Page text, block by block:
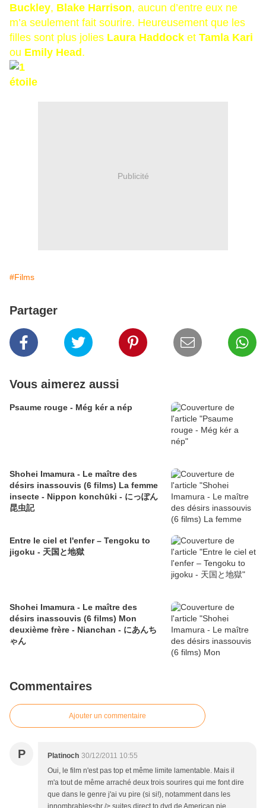
Buckley, Blake Harrison, aucun d’entre eux ne
m’a seulement fait sourire. Heureusement que les
filles sont plus jolies Laura Haddock et Tamla Kari
ou Emily Head .
Publicité
#Films
Partager
Vous aimerez aussi
Psaume rouge - Még kér a nép
Shohei Imamura - Le maître des
désirs inassouvis (6 films) La femme
insecte - Nippon konchūki - にっぽん
昆虫記
Entre le ciel et l'enfer – Tengoku to
jigoku - 天国と地獄
Shohei Imamura - Le maître des
désirs inassouvis (6 films) Mon
deuxième frère - Nianchan - にあんち
ゃん
Commentaires
Ajouter un commentaire
P Platinoch 30/12/2011 10:55
Oui, le film n'est pas top et même limite lamentable. Mais il
m'a tout de même arraché deux trois sourires qui me font dire
que dans le genre j'ai vu pire (si si!), notamment dans les
innombrables<br /> suites direct to dvd de American pie...